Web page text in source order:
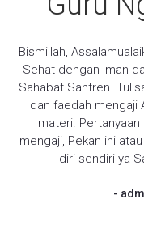
Bismillah,
Sehat dengan Iman
Sahabat Santren.
dan faedah mengaji
materi. Pertanyaan
mengaji, Pekan ini
diri sendiri ya